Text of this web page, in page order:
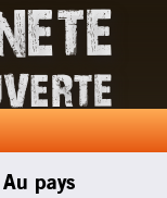
pays